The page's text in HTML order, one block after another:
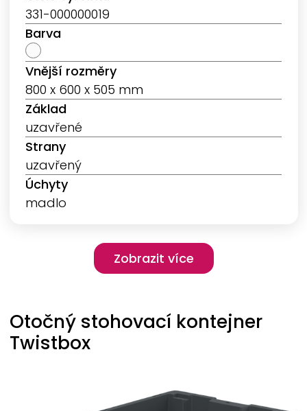
331-000000019
Barva
Vnější rozměry
800 x 600 x 505 mm
Základ
uzavřené
Strany
uzavřený
Úchyty
madlo
Pagination
Zobrazit více
Zobrazit více
Otočný stohovací kontejner
Twistbox